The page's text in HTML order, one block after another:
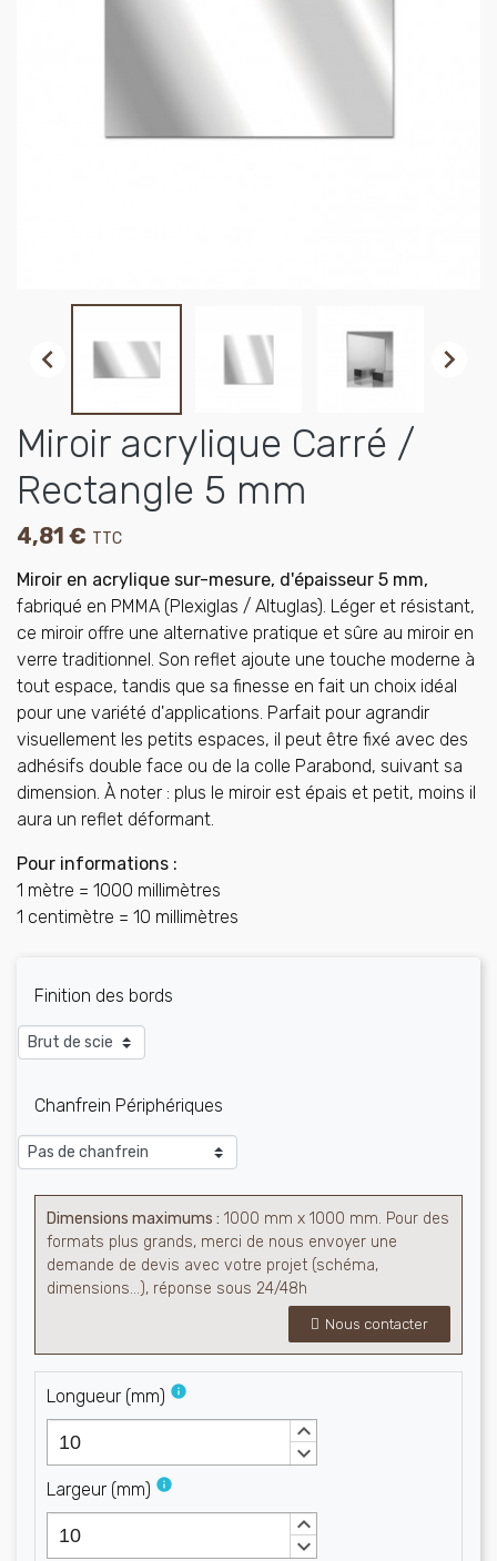
 
Miroir acrylique Carré /
Rectangle 5 mm
4,81 € TTC
Miroir en acrylique sur-mesure, d'épaisseur 5 mm,
fabriqué en PMMA (Plexiglas / Altuglas). Léger et résistant,
ce miroir offre une alternative pratique et sûre au miroir en
verre traditionnel. Son reflet ajoute une touche moderne à
tout espace, tandis que sa finesse en fait un choix idéal
pour une variété d'applications. Parfait pour agrandir
visuellement les petits espaces, il peut être fixé avec des
adhésifs double face ou de la colle Parabond, suivant sa
dimension. À noter : plus le miroir est épais et petit, moins il
aura un reflet déformant.
Pour informations :
1 mètre = 1000 millimètres
1 centimètre = 10 millimètres
Finition des bords
Chanfrein Périphériques
Dimensions maximums : 1000 mm x 1000 mm. Pour des
formats plus grands, merci de nous envoyer une
demande de devis avec votre projet (schéma,
dimensions…), réponse sous 24/48h
Nous contacter
Longueur (mm) info
keyboard_arrow_up
keyboard_arrow_down
Largeur (mm) info
keyboard_arrow_up
keyboard_arrow_down